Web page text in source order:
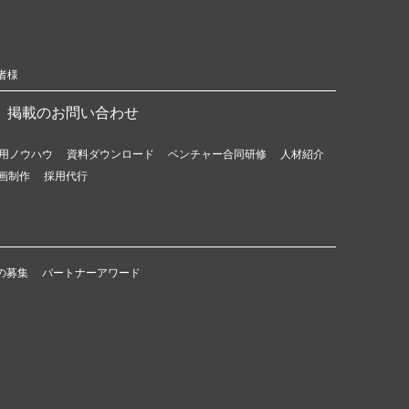
様
掲載のお問い合わせ
ノウハウ 資料ダウンロード ベンチャー合同研修
人材紹介
制作
採用代行
募集 パートナーアワード